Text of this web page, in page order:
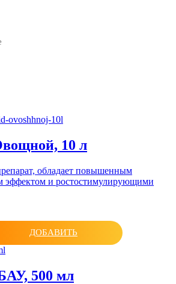
10 л
обладает повышенным
эффектом и ростостимулирующими
ДОБАВИТЬ
500 мл